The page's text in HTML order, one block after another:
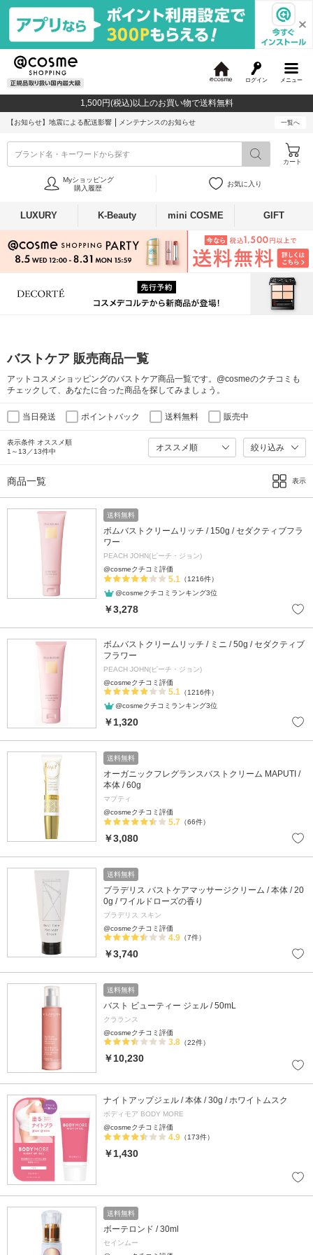
メニュー
ログイン
c
o
1,500円(税込)以上のお買い物で送料無料
【お知らせ】 地震による配送影響 メンテナンスのお知らせ 一覧へ
ブランド名・キーワードから探す
カート
Myショッピング
購入履歴
お気に入り
LUXURY K-Beauty mini COSME GIFT
バストケア 販売商品一覧
アットコスメショッピングのバストケア商品一覧です。@cosmeのクチコミも
チェックして、あなたに合った商品を探してみましょう。
当日発送 ポイントバック 送料無料 販売中
表示条件 オススメ順
1～13／13件中
絞り込み
商品一覧 表示
送料無料
ボムバストクリームリッチ / 150g / セダクティブフラ
ワー
PEACH JOHN(ピーチ・ジョン)
@cosmeクチコミ評価
5.1
（1216件）
@cosmeクチコミランキング3位
￥3,278
ボムバストクリームリッチ / ミニ / 50g / セダクティブ
フラワー
PEACH JOHN(ピーチ・ジョン)
@cosmeクチコミ評価
5.1 （1216件）
@cosmeクチコミランキング3位
￥1,320
送料無料
オーガニックフレグランスバストクリーム MAPUTI /
本体 / 60g
マプティ
@cosmeクチコミ評価
5.7 （66件）
￥3,080
送料無料
ブラデリス バストケアマッサージクリーム / 本体 / 20
0g / ワイルドローズの香り
ブラデリス スキン
@cosmeクチコミ評価
4.9 （7件）
￥3,740
送料無料
バスト ビューティー ジェル / 50mL
クラランス
@cosmeクチコミ評価
3.8 （22件）
￥10,230
ナイトアップジェル / 本体 / 30g / ホワイトムスク
ボディモア BODY MORE
@cosmeクチコミ評価
4.9 （173件）
￥1,430
送料無料
ボーテロンド / 30ml
セインムー